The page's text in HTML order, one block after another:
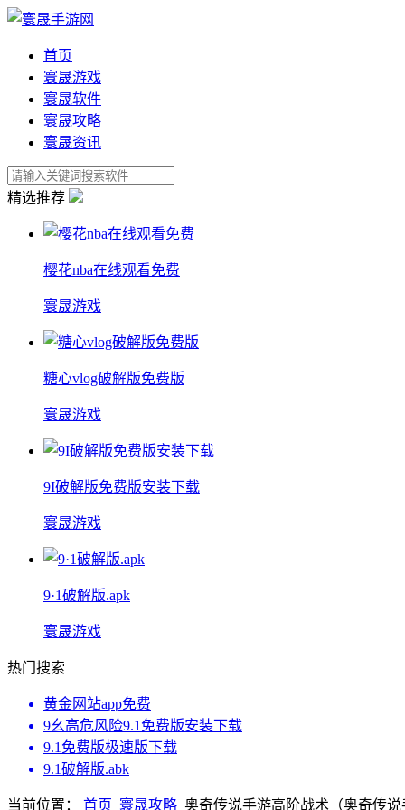
首页
寰晟游戏
寰晟软件
寰晟攻略
寰晟资讯
精选推荐
樱花nba在线观看免费
寰晟游戏
糖心vlog破解版免费版
寰晟游戏
9I破解版免费版安装下载
寰晟游戏
9·1破解版.apk
寰晟游戏
热门搜索
黄金网站app免费
9幺高危风险9.1免费版安装下载
9.1免费版极速版下载
9.1破解版.abk
当前位置： 首页 寰晟攻略 奥奇传说手游高阶战术（奥奇传